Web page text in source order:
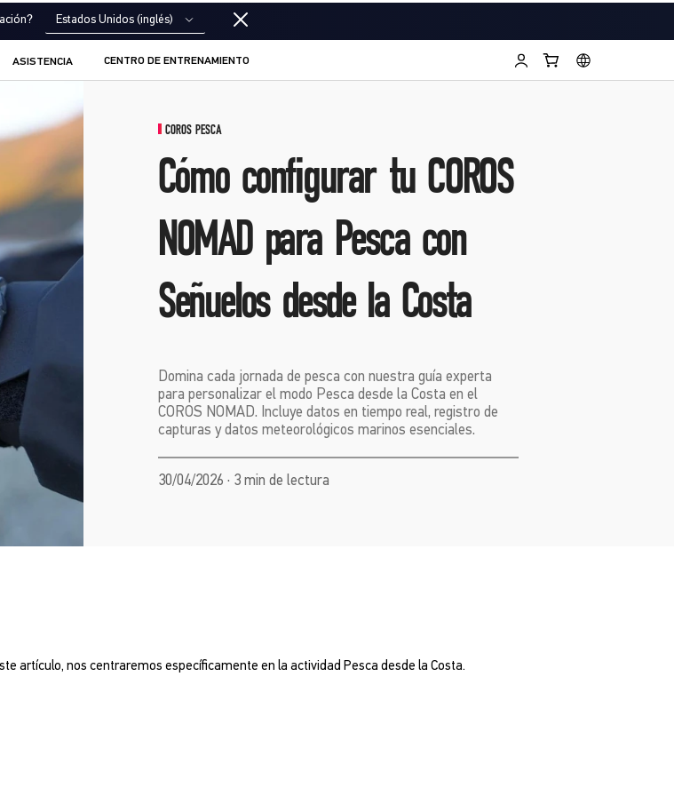
Estados Unidos (inglés)
ASISTENCIA CENTRO DE ENTRENAMIENTO
COROS PESCA
Cómo configurar tu COROS
NOMAD para Pesca con
Señuelos desde la Costa
Domina cada jornada de pesca con nuestra guía experta
para personalizar el modo Pesca desde la Costa en el
COROS NOMAD. Incluye datos en tiempo real, registro de
capturas y datos meteorológicos marinos esenciales.
30/04/2026 · 3 min de lectura
artículo, nos centraremos específicamente en la actividad Pesca desde la Costa.